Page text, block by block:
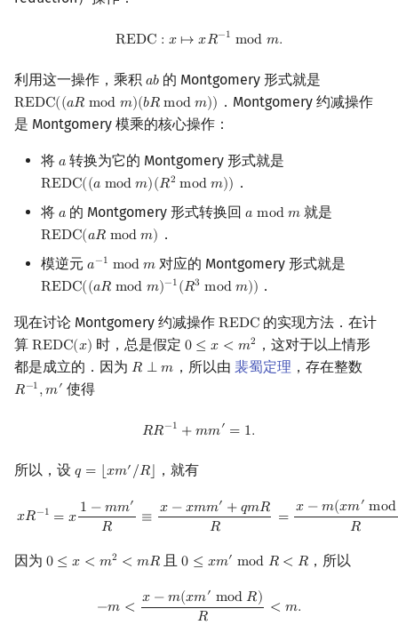
REDC : 𝑥↦ 𝑥𝑅−1 mod 𝑚.
REDC :x ↦x R −1modm.
利用这一操作，乘积 𝑎𝑏
ab 的 Montgomery 形式就是
REDC((𝑎𝑅 mod 𝑚)(𝑏𝑅mod𝑚))
REDC((aRmodm (bRmodm))
．Montgomery 约减操作
是 Montgomery 模乘的核心操作：
将 𝑎
a 转换为它的 Montgomery 形式就是
REDC((𝑎 mod𝑚)(𝑅2 mod𝑚))
REDC((amodm )(R2modm))
．
将 𝑎
a 的 Montgomery 形式转换回𝑎 mod𝑚
a modm 就是
REDC(𝑎𝑅 mod𝑚)
REDC(aRmodm )
．
模逆元 𝑎−1 mod𝑚
a−1 modm 对应的 Montgomery 形式就是
REDC((𝑎𝑅 mod 𝑚)−1(𝑅3 mod𝑚))
REDC((aRmodm −1(R3modm)) ．
现在讨论 Montgomery 约减操作 REDC
REDC
的实现方法．在计
算 REDC(𝑥)
REDC(x) 时，总是假定 0 ≤ 𝑥 < 𝑚2
0 ≤x <m2
，这对于以上情形
都是成立的．因为 𝑅 ⟂ 𝑚
R⟂m ，所以由 裴蜀定理 ，存在整数
𝑅−1,𝑚′
R−1,m′ 使得
𝑅𝑅−1 +𝑚𝑚′ = 1.
RR− 1 mm′=1.
所以，设 𝑞 = ⌊𝑥𝑚′/𝑅⌋
q =⌊ m′/R⌋ ，就有
𝑥𝑅−1 = 𝑥 1 −𝑚𝑚′
𝑅 ≡ 𝑥 −𝑥𝑚𝑚′ +𝑞𝑚𝑅
𝑅
= 𝑥 −𝑚(𝑥𝑚′ mod
𝑅
R− 1= m m′ R≡x−x m′+q mRR=x −m(xm modR)R(modm).
因为 0 ≤ 𝑥 < 𝑚2 < 𝑚𝑅
0 ≤x <m2 <mR 且0 ≤ 𝑥𝑚′ mod 𝑅 < 𝑅
0 ≤x m′modR< R ，所以
−𝑚 < 𝑥 −𝑚(𝑥𝑚′ mod𝑅)
𝑅
< 𝑚.
<x −m(xm′modR) R<m